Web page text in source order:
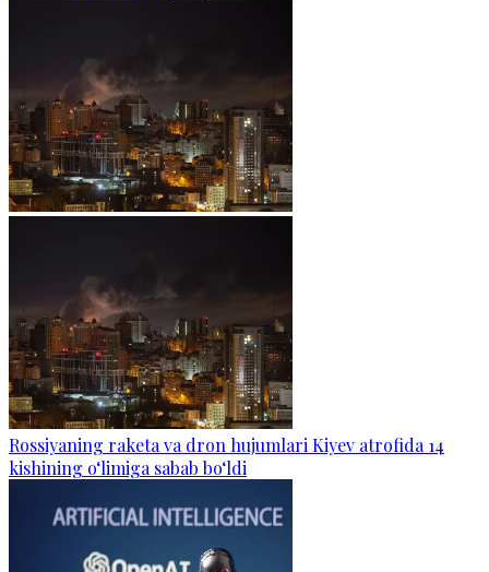
Rossiyaning raketa va dron hujumlari Kiyev atrofida 14
kishining o‘limiga sabab bo‘ldi